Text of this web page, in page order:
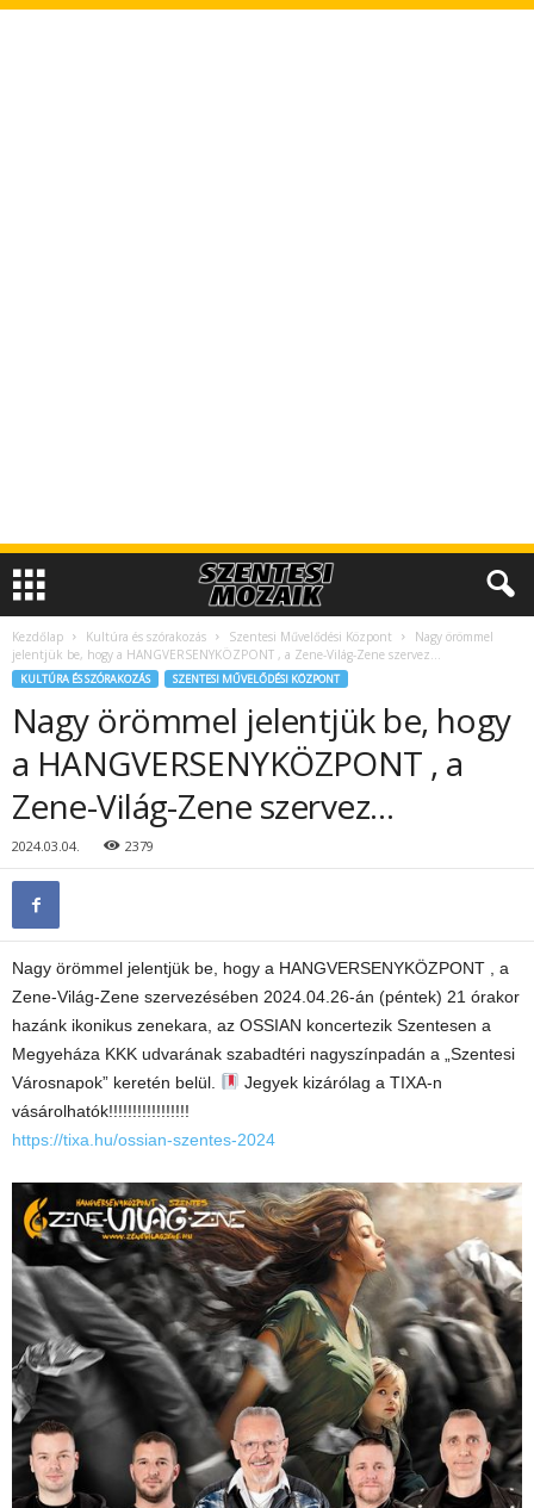
Kezdőlap Kultúra és szórakozás Szentesi Művelődési Központ
Nagy örömmel
jelentjük be, hogy a HANGVERSENYKÖZPONT , a Zene-Világ-Zene szervez…
KULTÚRA ÉS SZÓRAKOZÁS SZENTESI MŰVELŐDÉSI KÖZPONT
Nagy örömmel jelentjük be, hogy
a HANGVERSENYKÖZPONT , a
Zene-Világ-Zene szervez…
2024.03.04. 2379
Nagy örömmel jelentjük be, hogy a HANGVERSENYKÖZPONT , a
Zene-Világ-Zene szervezésében 2024.04.26-án (péntek) 21 órakor
hazánk ikonikus zenekara, az OSSIAN koncertezik Szentesen a
Megyeháza KKK udvarának szabadtéri nagyszínpadán a „Szentesi
Városnapok” keretén belül.
Jegyek kizárólag a TIXA-n
vásárolhatók!!!!!!!!!!!!!!!!!
https://tixa.hu/ossian-szentes-2024